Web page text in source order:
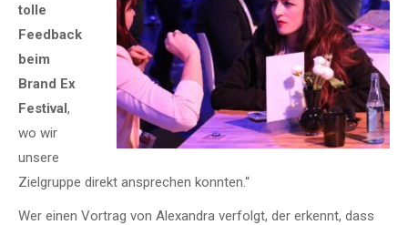
tolle
Feedback
beim
Brand Ex
Festival,
wo wir
unsere
Zielgruppe direkt ansprechen konnten.“
Wer einen Vortrag von Alexandra verfolgt, der erkennt, dass